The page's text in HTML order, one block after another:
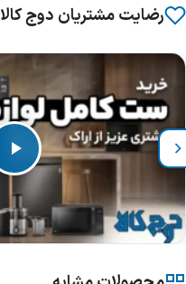
رضایت مشتریان دوج کالا